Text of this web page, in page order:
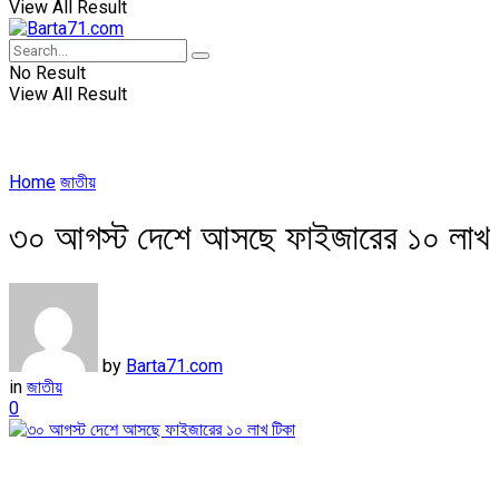
View All Result
No Result
View All Result
Home জাতীয়
৩০ আগস্ট দেশে আসছে ফাইজারের ১০ লাখ
by Barta71.com
in জাতীয়
0